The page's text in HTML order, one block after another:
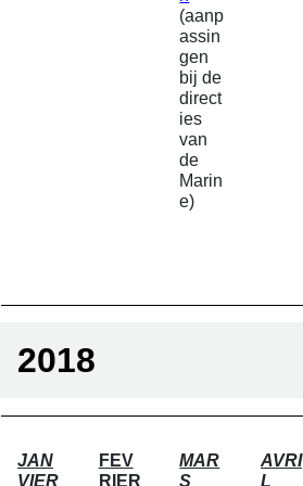
(aanp
assin
gen
bij de
direct
ies
van
de
Marin
e)
2018
JAN
VIER
FEV
RIER
MAR
S
AVRI
L